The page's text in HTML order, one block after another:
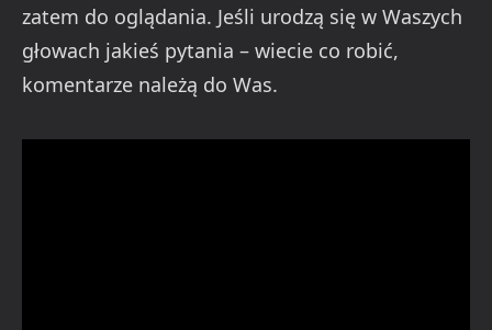
zatem do oglądania. Jeśli urodzą się w Waszych
głowach jakieś pytania – wiecie co robić,
komentarze należą do Was.